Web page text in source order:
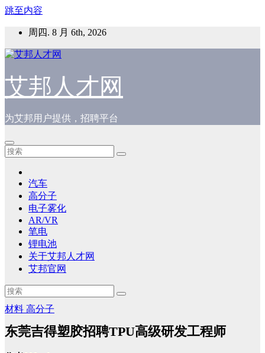
跳至内容
周四. 8 月 6th, 2026
艾邦人才网
为艾邦用户提供，招聘平台
汽车
高分子
电子雾化
AR/VR
笔电
锂电池
关于艾邦人才网
艾邦官网
材料 高分子
东莞吉得塑胶招聘TPU高级研发工程师